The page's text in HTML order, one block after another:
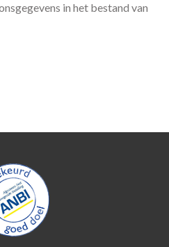
in het bestand van